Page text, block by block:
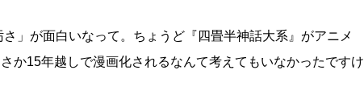
」が面白いなって。ちょうど『四畳半神話大系』がアニメ
か15年越しで漫画化されるなんて考えてもいなかったですけ